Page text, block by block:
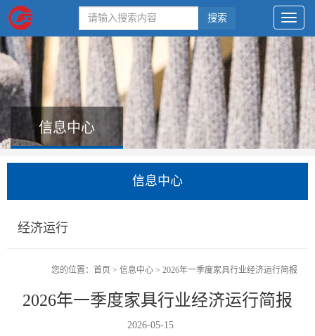
搜索
信息中心
信息中心
经济运行
您的位置： 首页 > 信息中心 > 2026年一季度家具行业经济运行简报
2026年一季度家具行业经济运行简报
2026-05-15